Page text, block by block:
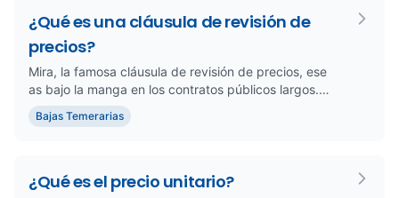
¿Qué es una cláusula de revisión de
precios?
Mira, la famosa cláusula de revisión de precios, ese
as bajo la manga en los contratos públicos largos.
Básicamente, es ...
Bajas Temerarias
¿Qué es el precio unitario?